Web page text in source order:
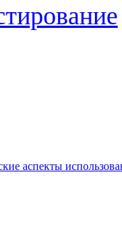
аспекты